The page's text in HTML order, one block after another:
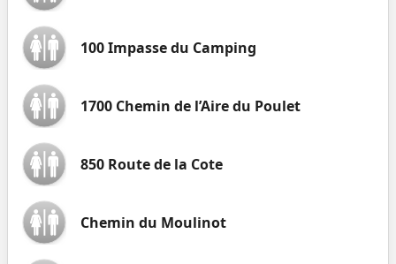
100 Impasse du Camping
1700 Chemin de l’Aire du Poulet
850 Route de la Cote
Chemin du Moulinot